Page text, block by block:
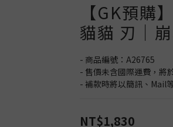
【GK預購
貓貓 刃｜
- 商品編號：A26765
- 售價未含國際運費，將
- 補款時將以簡訊、Mail
NT$1,830